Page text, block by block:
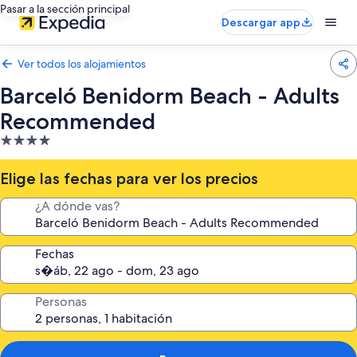
Pasar a la sección principal
Descargar app
Ver todos los alojamientos
Barceló Benidorm Beach - Adults
Recommended
Alojamiento
de
4.0 estrellas
Elige las fechas para ver los precios
¿A dónde vas?
Fechas
Personas